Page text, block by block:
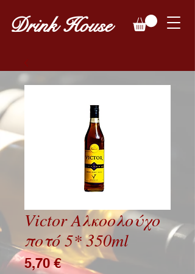
Drink House
Victor Αλκοολούχο
ποτό 5* 350ml
5,70 €Price